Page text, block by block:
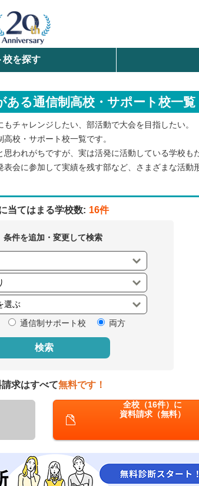
エリアを選択して探す
北海道・東北
閉じる
校を探す
ある通信制高校・サポート校一覧
チャレンジしたい、部活動で大会を目指したい。
校・サポート校一覧です。
われがちですが、実は活発に活動している学校も
会に参加して実績を残す部など、さまざまな活動
当てはまる学校数: 16件
条件を追加・変更して検索
通信制サポート校 両方
検索
請求はすべて無料です！
全校（16件）に
資料請求（無料）